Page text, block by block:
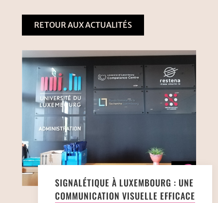
RETOUR AUX ACTUALITÉS
SIGNALÉTIQUE À LUXEMBOURG : UNE
COMMUNICATION VISUELLE EFFICACE